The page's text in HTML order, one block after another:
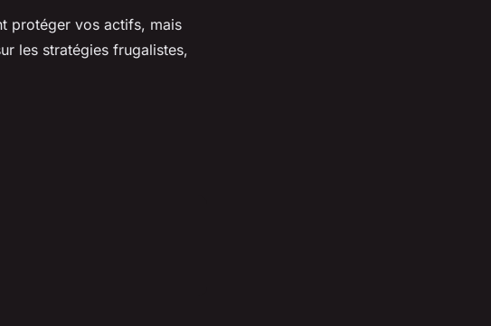
protéger vos actifs, mais
les stratégies frugalistes,